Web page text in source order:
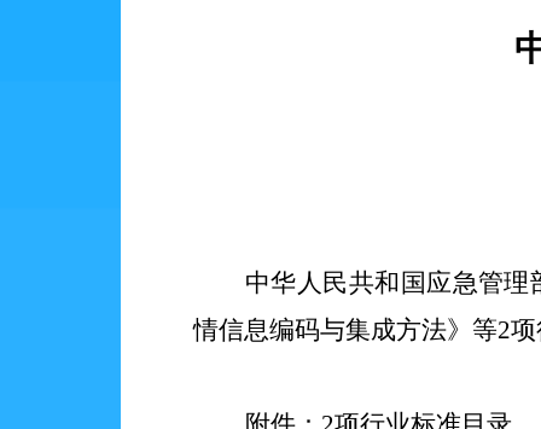
中华人民共和国应急管理
情信息编码与集成方法》等2项